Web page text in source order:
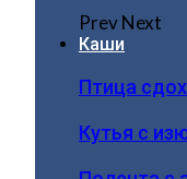
PrevNext
Каши
Птица
Кутья с